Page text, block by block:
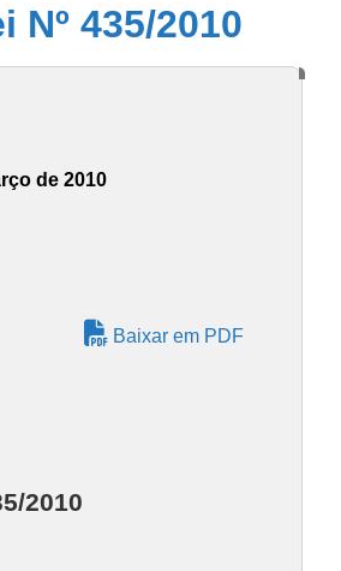
Nº 435/2010
de 2010
Baixar em PDF
2010